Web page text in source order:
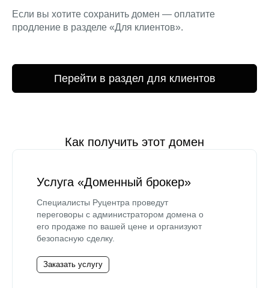
Если вы хотите сохранить домен — оплатите
продление в разделе «Для клиентов».
Перейти в раздел для клиентов
Как получить этот домен
Услуга «Доменный брокер»
Специалисты Руцентра проведут
переговоры с администратором домена о
его продаже по вашей цене и организуют
безопасную сделку.
Заказать услугу